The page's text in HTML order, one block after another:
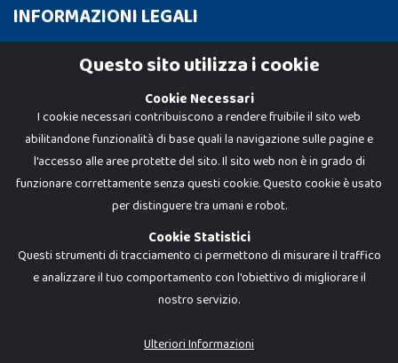
INFORMAZIONI LEGALI
Cookie Policy
Dadi e Mattoncini è un brand di Giocabene Srl. Ogni riproduzione o utilizzo non
I prezzi e le promozioni pubblicate potrebbero differire da quanto esposto in
Questo sito utilizza i cookie
Cookie Necessari
I cookie necessari contribuiscono a rendere fruibile il sito web
abilitandone funzionalità di base quali la navigazione sulle pagine e
l'accesso alle aree protette del sito. Il sito web non è in grado di
funzionare correttamente senza questi cookie. Questo cookie è usato
per distinguere tra umani e robot.
Cookie Statistici
Questi strumenti di tracciamento ci permettono di misurare il traffico
e analizzare il tuo comportamento con l'obiettivo di migliorare il
nostro servizio.
Ulteriori Informazioni